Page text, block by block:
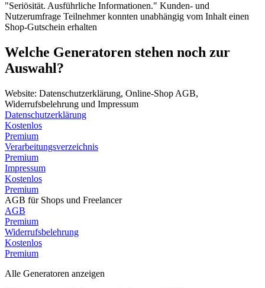
"Seriösität. Ausführliche Informationen." Kunden- und
Nutzerumfrage Teilnehmer konnten unabhängig vom Inhalt einen
Shop-Gutschein erhalten
Welche Generatoren stehen noch zur
Auswahl?
Website: Datenschutzerklärung, Online-Shop AGB,
Widerrufsbelehrung und Impressum
Datenschutzerklärung
Kostenlos
Premium
Verarbeitungsverzeichnis
Premium
Impressum
Kostenlos
Premium
AGB für Shops und Freelancer
AGB
Premium
Widerrufsbelehrung
Kostenlos
Premium
Alle Generatoren anzeigen